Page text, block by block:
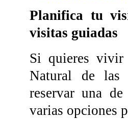
Planifica tu
visitas guiadas
Si quieres
Natural de las
reservar una
varias opciones